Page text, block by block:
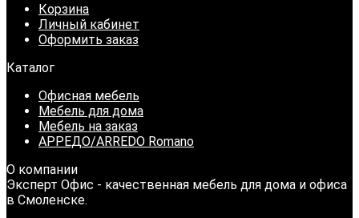
Корзина
Личный кабинет
Оформить заказ
Каталог
Офисная мебель
Мебель для дома
Мебель на заказ
АРРЕДО/ARREDO Romano
О компании
Эксперт Офис - качественная мебель для дома и офиса
в Смоленске.